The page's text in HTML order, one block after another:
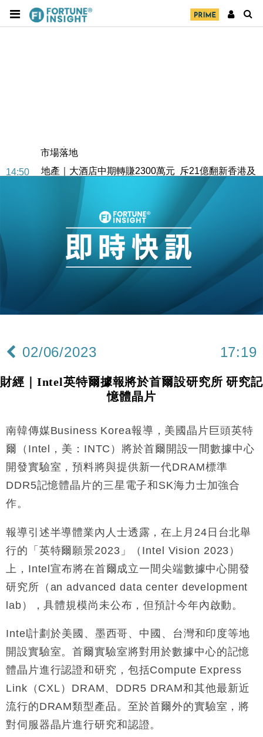
地產｜大酒店中期轉賺2300萬元 斥21億翻新香港及
東京半島
國際｜特朗普赴洛杉磯高球場活動前 男子攜槍彈被捕
財經｜香港7月PMI回落至51 企業擴張放慢兼縮減人
財經｜黑石傳再籌逾360億美元 支援Anthropic租用
Google晶片
財經｜美商務部擬擴大金屬關稅範圍 14類產品或加徵
本地｜新世界K11 9月升級會員制度 增鉑金卡級別鎖
定高消費客群
最強
50%
財經｜SA售股自救後再出手 斥4億美元押注未上市公
11:30
財經｜精星香港夥菜鳥拓全球智慧倉儲市場 加快海外
市場落地
14:50
地產｜大酒店中期轉賺2300萬元 斥21億翻新香港及
東京半島
13:12
國際｜特朗普赴洛杉磯高球場活動前 男子攜槍彈被捕
Google晶片
10:57
財經｜美商務部擬擴大金屬關稅範圍 14類產品或加徵
25%
18:15
本地｜新世界K11 9月升級會員制度 增鉑金卡級別鎖
定高消費客群
17:40
財經｜本港6月零售額連升14個月 珠寶鐘錶銷售升勢
最強
16:33
財經｜滙控重啟最多10億美元回購 派息比率目標維持
50%
02/06/2023 17:19
財經｜Intel英特爾據報將於首爾設研究所 研究記
憶體晶片
南韓傳媒Business Korea報導，美國晶片巨頭英特
爾（Intel，美：INTC）將於首爾開設一間數據中心
開發實驗室，預料將與提供新一代DRAM標準
DDR5記憶體晶片的三星電子和SK海力士加強合
作。
報導引述半導體業內人士透露，在上月24日台北舉
行的「英特爾願景2023」（Intel Vision 2023）
上，Intel宣布將在首爾成立一間尖端數據中心開發
研究所（an advanced data center development
lab），具體規模尚未公布，但預計今年內啟動。
Intel計劃於美國、墨西哥、中國、台灣和印度等地
開設實驗室。首爾實驗室將對用於數據中心的記憶
體晶片進行認證和研究，包括Compute Express
Link（CXL）DRAM、DDR5 DRAM和其他最新近
流行的DRAM類型產品。至於首爾外的實驗室，將
對伺服器晶片進行研究和認證。